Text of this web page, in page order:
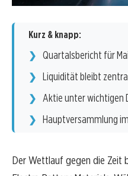
Kurz & knapp:
Quartalsbericht für
Liquidität bleibt
Aktie unter wichtigen
Hauptversammlung
Der Wettlauf gegen die Zeit